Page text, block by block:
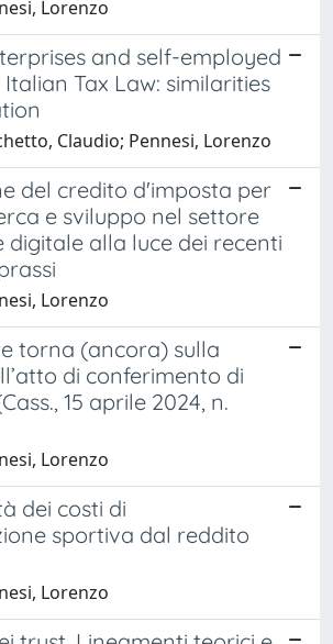
Lorenzo
and self-employed
Tax Law: similarities
Claudio; Pennesi, Lorenzo
del credito d'imposta per
e sviluppo nel settore
digitale alla luce dei recenti
Lorenzo
torna (ancora) sulla
di conferimento di
15 aprile 2024, n.
Lorenzo
dei costi di
sportiva dal reddito
Lorenzo